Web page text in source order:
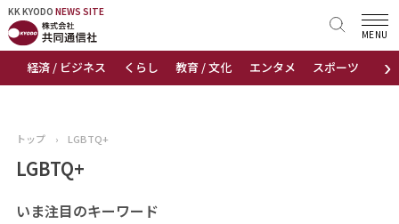
KK KYODO NEWS SITE
›
経済 / ビジネス くらし 教育 / 文化 エンタメ スポーツ 地域
MENU
KK KYODONEWS SITE
トップページ
ニュース
おすすめコンテンツ
トップ › LGBTQ+
LGBTQ+
いま注目のキーワード